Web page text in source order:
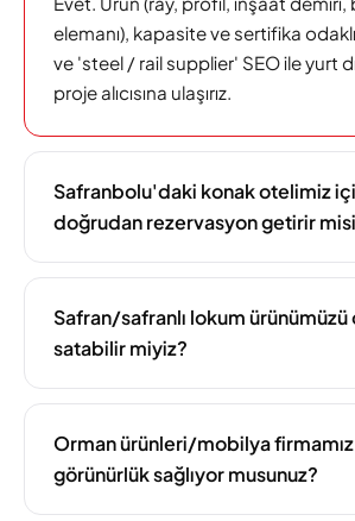
elemanı), kapasite ve sertifika
ve 'steel / rail supplier' SEO ile yurt
proje alıcısına ulaşırız.
Safranbolu'daki konak otelimiz
doğrudan rezervasyon getirir
Safran/safranlı lokum ürünümüzü
satabilir miyiz?
Orman ürünleri/mobilya
görünürlük sağlıyor musunuz?